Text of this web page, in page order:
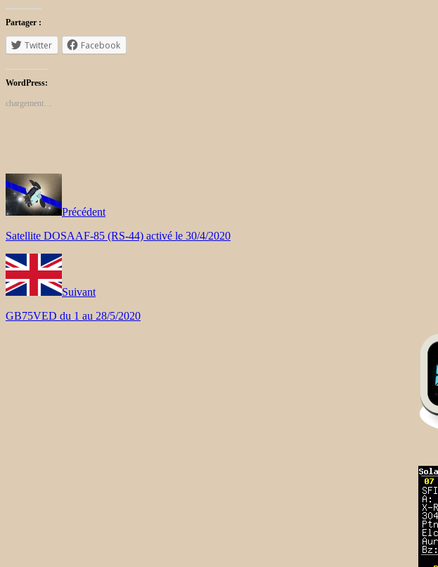
Partager :
Twitter Facebook
WordPress:
chargement…
Précédent
Satellite DOSAAF-85 (RS-44) activé le 30/4/2020
Suivant
GB75VED du 1 au 28/5/2020